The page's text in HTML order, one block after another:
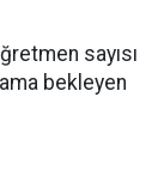
sayısı
bekleyen